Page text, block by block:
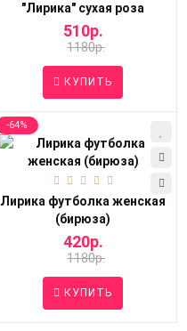
"Лирика" сухая роза
510р.
1180р.
КУПИТЬ
-64%
Лирика футболка женская
(бирюза)
420р.
1180р.
КУПИТЬ